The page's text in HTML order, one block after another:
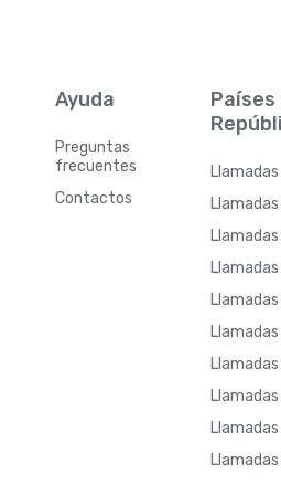
Ayuda
Preguntas
frecuentes
Contactos